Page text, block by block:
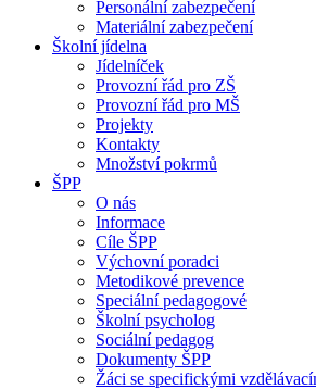
Personální zabezpečení
Materiální zabezpečení
Školní jídelna
Jídelníček
Provozní řád pro ZŠ
Provozní řád pro MŠ
Projekty
Kontakty
Množství pokrmů
ŠPP
O nás
Informace
Cíle ŠPP
Výchovní poradci
Metodikové prevence
Speciální pedagogové
Školní psycholog
Sociální pedagog
Dokumenty ŠPP
Žáci se specifickými